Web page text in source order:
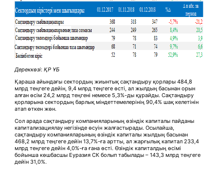
Дереккөзі: ҚР ҰБ
Қараша айындағы сектордың жиынтық сақтандыру қорлары 484,8
млрд теңгеге дейін, 9,4 млрд теңгеге өсті, ал жылдың басынан орын
алған өсім 24,2 млрд теңгені немесе 5,3%-ды құрайды. Сақтандыру
қорларына сектордың барлық міндеттемелерінің 90,4% шақ келетінін
атап өткен жөн.
Сол арада сақтандыру компанияларының өзіндік капиталы пайданы
капитализациялау негізінде өсуін жалғастырады. Осылайша,
сақтандыру компанияларының өзіндік капиталы жылдың басынан
468,2 млрд теңгеге дейін 13,7%-ға артты, ал жарғылық капитал 233,4
млрд теңгеге дейін 4,0%-ға ғана өсті. Өзіндік капиталдың өсімі
бойынша көшбасшы Еуразия СК болып табылады – 143,3 млрд теңгеге
дейін 31,0%.